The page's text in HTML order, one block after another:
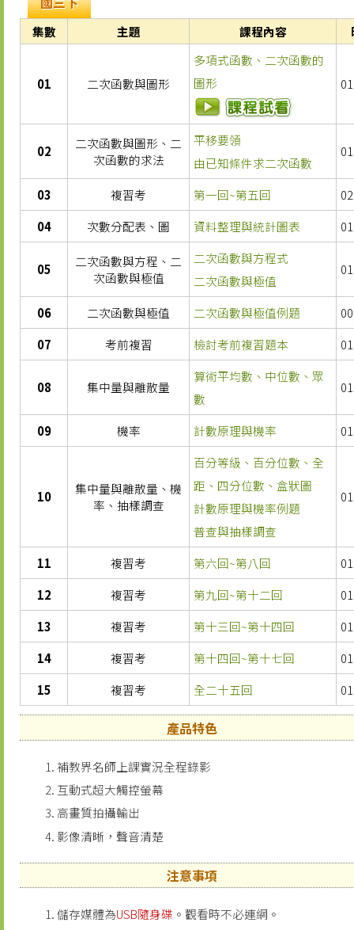
集數 主題 課程內容
01 二次函數與圖形
多項式函數、二次函數的
圖形
02
二次函數與圖形、二
次函數的求法
平移要領
由已知條件求二次函數
03 複習考 第一回~第五回
04
次數分配表、圖 資料整理與統計圖表
05
二次函數與方程、二
次函數與極值
二次函數與方程式
二次函數與極值
06 二次函數與極值 二次函數與極值例題
07
考前複習 檢討考前複習題本
08 集中量與離散量
算術平均數、中位數、眾
數
09 機率 計數原理與機率
10
集中量與離散量、機
率、抽樣調查
百分等級、百分位數、全
距、四分位數、盒狀圖
計數原理與機率例題
普查與抽樣調查
11 複習考 第六回~第八回
12
複習考 第九回~第十二回
13
複習考 第十三回~第十四回
14
複習考 第十四回~第十七回
15
複習考 全二十五回
產品特色
補教界名師上課實況全程錄影
互動式超大觸控螢幕
高畫質拍攝輸出
影像清晰，聲音清楚
注意事項
儲存媒體為USB隨身碟 。觀看時不必連網。